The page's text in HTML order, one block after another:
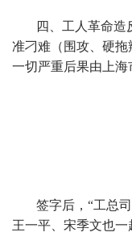
四、工人革命
准刁难（围攻、硬
一切严重后果由上海
签字后，“工总
王一平、宋季文也一